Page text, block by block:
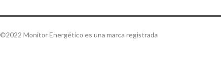
©2022 Monitor Energético es una marca registrada